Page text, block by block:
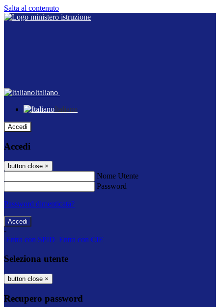
Salta al contenuto
Italiano
Italiano
Accedi
Accedi
button close ×
Nome Utente
Password
Password dimenticata?
-
Entra con SPID Entra con CIE
Seleziona utente
button close ×
Recupero password